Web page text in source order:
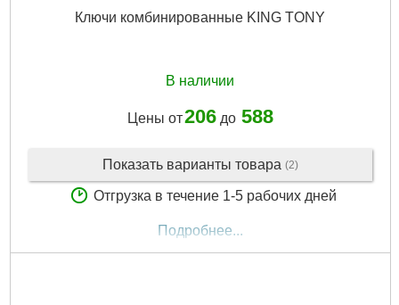
Ключи комбинированные KING TONY
В наличии
Цены от206до 588
Показать варианты товара (2)
Отгрузка в течение 1-5 рабочих дней
Подробнее...